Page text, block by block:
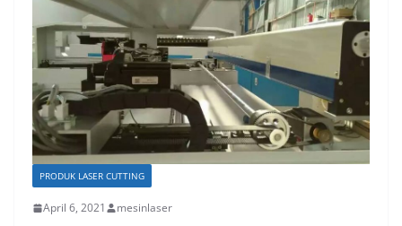
PRODUK LASER CUTTING
April 6, 2021 mesinlaser